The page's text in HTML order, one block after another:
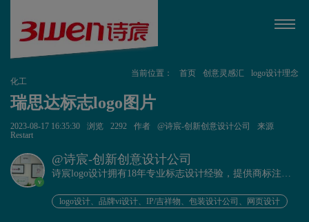
当前位置： 首页 创意灵感汇
logo设计理念
化工
瑞思达标志logo图片
2023-08-17 16:35:30 浏览 2292 作者 @诗宸-创新创意设计公司
来源
Restart
v
@诗宸-创新创意设计公司
诗宸logo设计拥有18年专业标志设计经验，提供商标注册
logo设计、品牌vi设计、IP/吉祥物、包装设计公司、网页设计